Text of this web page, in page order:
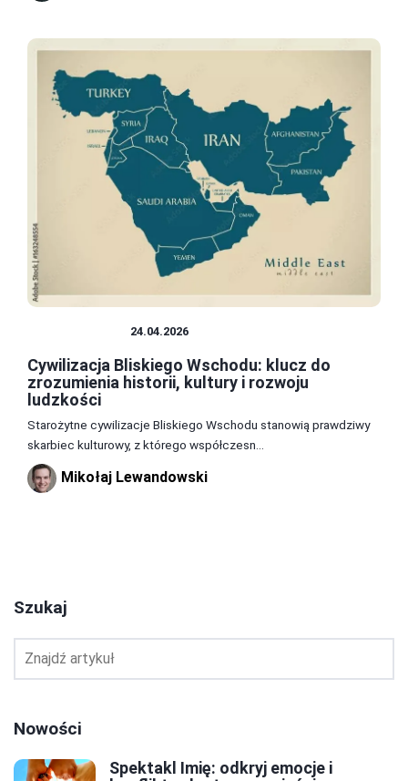
24.04.2026
Cywilizacja Bliskiego Wschodu: klucz do
zrozumienia historii, kultury i rozwoju
ludzkości
Starożytne cywilizacje Bliskiego Wschodu stanowią prawdziwy
skarbiec kulturowy, z którego współczesn...
Mikołaj Lewandowski
Szukaj
Nowości
Spektakl Imię: odkryj emocje i